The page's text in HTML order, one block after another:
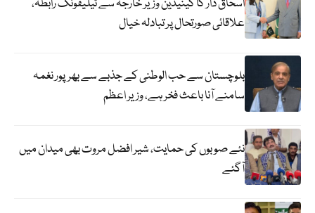
اسحاق ڈار کا کینیڈین وزیر خارجہ سے ٹیلیفونک رابطہ،
علاقائی صورتحال پر تبادلہ خیال
بلوچستان سے حب الوطنی کے جذبے سے بھرپور نغمہ
سامنے آنا باعث فخر ہے، وزیر اعظم
نئے صوبوں کی حمایت، شیر افضل مروت بھی میدان میں
آگئے